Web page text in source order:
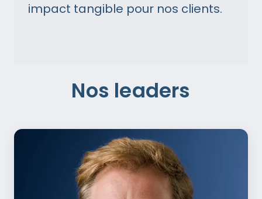
impact tangible pour nos clients.
Nos leaders